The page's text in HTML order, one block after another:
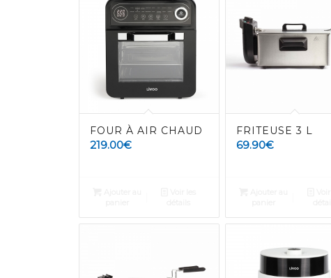
FOUR À AIR CHAUD
219.00€
FRITEUSE 3 L
69.90€